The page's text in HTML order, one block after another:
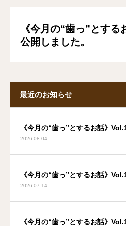
《今月の“歯っ”とす
公開しました。
最近のお知らせ
《今月の“歯っ”とするお話》
2026.08.04
《今月の“歯っ”とするお話》
2026.07.14
《今月の“歯っ”とするお話》